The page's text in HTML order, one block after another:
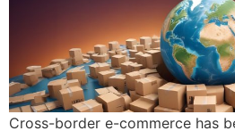
Cross-border e-commerce has